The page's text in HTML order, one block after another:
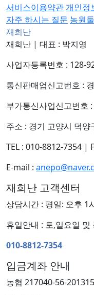
서비스이용약관 개인정
자주 하시는 질문 농원
재희난
재희난 | 대표 : 박지영
사업자등록번호 : 128-
통신판매업신고번호 :
부가통신사업신고번호
주소 : 경기 고양시 덕
TEL : 010-8812-7354 |
E-mail :
재희난 고객센터
상담시간 : 평일: 오후 1
휴일안내 : 토,일요일 및
010-8812-7354
입금계좌 안내
농협 217040-56-